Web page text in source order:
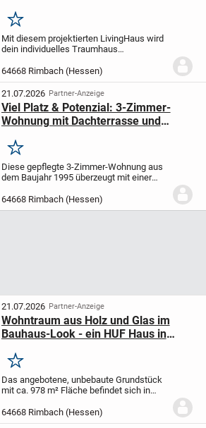
Merken
Mit diesem projektierten LivingHaus wird
dein individuelles Traumhaus
Eigenheim ganz nach deinen Wünschen
und Vorstellungen mit einer Wohnfläche
von 143 Quadratmetern,...
64668 Rimbach (Hessen)
21.07.2026 Partner-Anzeige
Viel Platz & Potenzial: 3-Zimmer-
Wohnung mit Dachterrasse und
Merken
Diese gepflegte 3-Zimmer-Wohnung aus
dem Baujahr 1995 überzeugt mit einer
durchdachten Grundriss und vielseitigen
Nutzungsmöglichkeiten.Alle Räume sind
64668 Rimbach (Hessen)
21.07.2026 Partner-Anzeige
Wohntraum aus Holz und Glas im
Bauhaus-Look - ein HUF Haus in
Merken
Das angebotene, unbebaute Grundstück
mit ca. 978 m² Fläche befindet sich in
Rimbach und bietet hervorragende
Voraussetzungen für die Realisierung
64668 Rimbach (Hessen)